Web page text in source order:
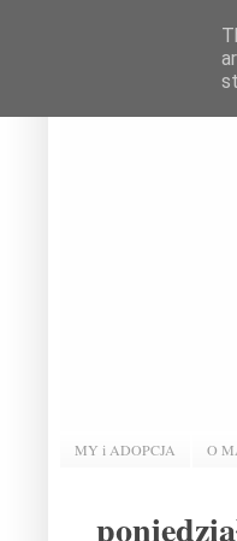
MY i ADOPCJA O